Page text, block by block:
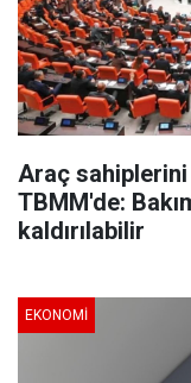
Araç
TBMM'de:
kaldırılabilir
EKONOMI